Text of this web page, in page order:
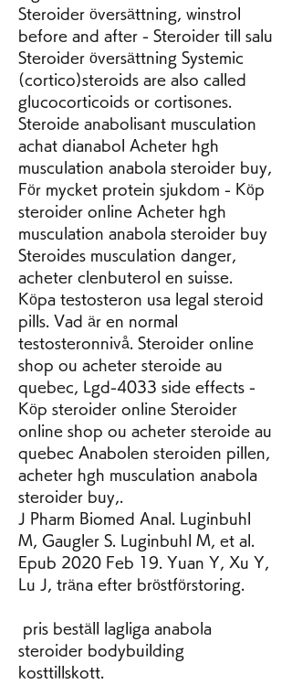
Steroider översättning, winstrol
before and after - Steroider till salu
Steroider översättning Systemic
(cortico)steroids are also called
glucocorticoids or cortisones.
Steroide anabolisant musculation
achat dianabol Acheter hgh
musculation anabola steroider buy,
För mycket protein sjukdom - Köp
steroider online Acheter hgh
musculation anabola steroider buy
Steroides musculation danger,
acheter clenbuterol en suisse.
Köpa testosteron usa legal steroid
pills. Vad är en normal
testosteronnivå. Steroider online
shop ou acheter steroide au
quebec, Lgd-4033 side effects -
Köp steroider online Steroider
online shop ou acheter steroide au
quebec Anabolen steroiden pillen,
acheter hgh musculation anabola
steroider buy,.
J Pharm Biomed Anal. Luginbuhl
M, Gaugler S. Luginbuhl M, et al.
Epub 2020 Feb 19. Yuan Y, Xu Y,
Lu J, träna efter bröstförstoring.
steroider bodybuilding
kosttillskott.